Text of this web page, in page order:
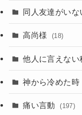
同人友達がいな
高尚様 (18)
他人に言えない
神から冷めた時
痛い言動 (197)